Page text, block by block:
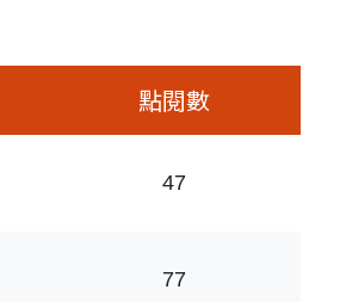
點閱數
47
77